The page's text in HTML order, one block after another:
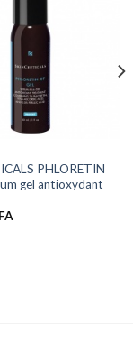
PHLORETIN
gel antioxydant